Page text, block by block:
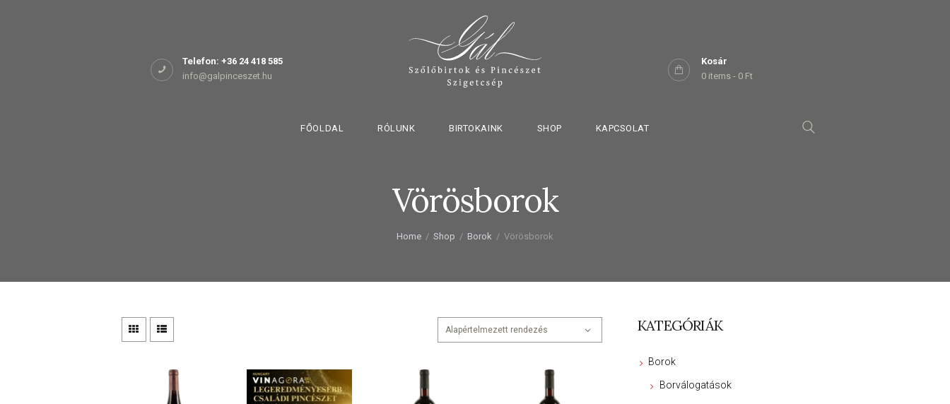
Telefon: +36 24 418 585
info@galpinceszet.hu
Kosár
0 items - 0 Ft
FŐOLDAL RÓLUNK BIRTOKAINK SHOP KAPCSOLAT
Vörösborok
Home Shop Borok Vörösborok
KATEGÓRIÁK
Borok
Borválogatások